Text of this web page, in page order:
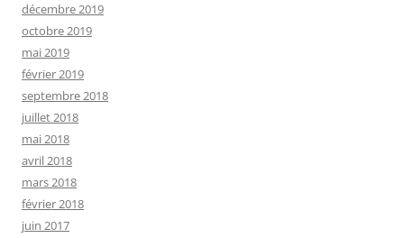
décembre 2019
octobre 2019
mai 2019
février 2019
septembre 2018
juillet 2018
mai 2018
avril 2018
mars 2018
février 2018
juin 2017